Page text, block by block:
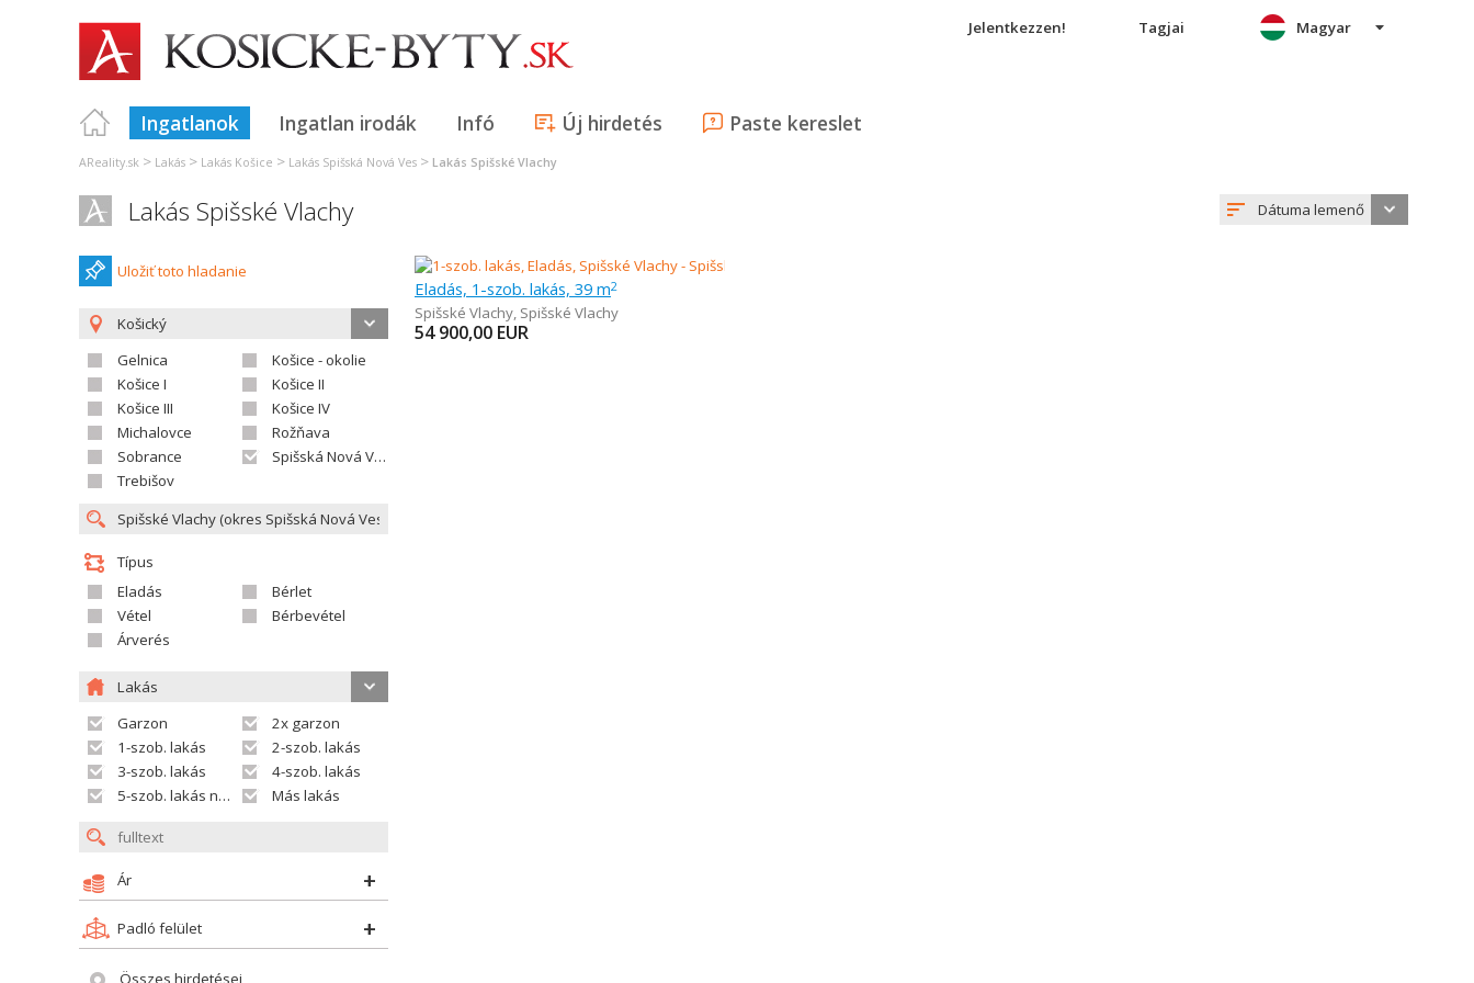
Jelentkezzen! Tagjai
Ingatlanok Ingatlan irodák Infó Új hirdetés Paste kereslet
Magyar
AReality.sk > Lakás > Lakás Košice > Lakás Spišská Nová Ves > Lakás Spišské Vlachy
Lakás Spišské Vlachy Dátuma lemenő
Uložiť toto hladanie
Košický
Gelnica
Košice - okolie
Košice I
Košice II
Košice III
Košice IV
Michalovce
Rožňava
Sobrance
Spišská Nová Ves
Trebišov
Típus
Eladás
Bérlet
Vétel
Bérbevétel
Árverés
Lakás
Garzon
2x garzon
1-szob. lakás
2-szob. lakás
3-szob. lakás
4-szob. lakás
5-szob. lakás nagyobb
Más lakás
Ár
Padló felület
Összes hirdetései
Eladás, 1-szob. lakás, 39 m2
Spišské Vlachy, Spišské Vlachy
54 900,00 EUR